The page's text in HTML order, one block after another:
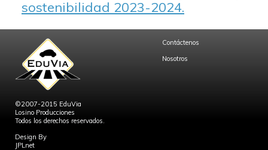
sostenibilidad 2023-2024.
©2007-2015 EduVia
Losino Producciones
Todos los derechos reservados.
Design By
JPLnet
Contáctenos
Nosotros